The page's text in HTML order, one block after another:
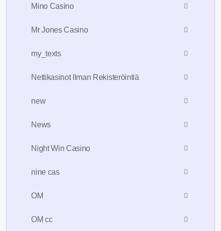
Mino Casino
Mr Jones Casino
my_texts
Nettikasinot Ilman Rekisteröintiä
new
News
Night Win Casino
nine cas
OM
OM cc